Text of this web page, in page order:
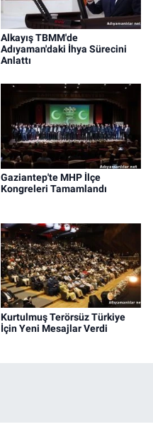
Alkayış TBMM'de
Adıyaman'daki İhya Sürecini
Anlattı
Gaziantep'te MHP İlçe
Kongreleri Tamamlandı
Kurtulmuş Terörsüz Türkiye
İçin Yeni Mesajlar Verdi